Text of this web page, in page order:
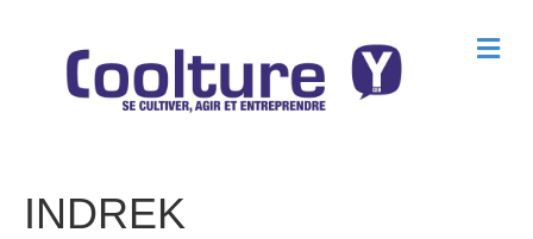
M
e
INDREK